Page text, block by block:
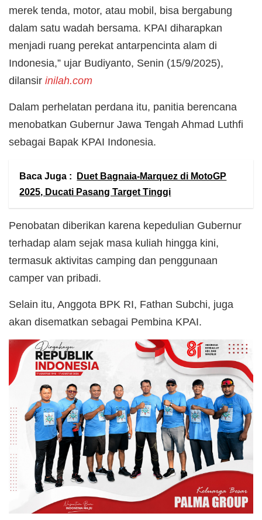
merek tenda, motor, atau mobil, bisa bergabung
dalam satu wadah bersama. KPAI diharapkan
menjadi ruang perekat antarpencinta alam di
Indonesia,” ujar Budiyanto, Senin (15/9/2025),
dilansir inilah.com
Dalam perhelatan perdana itu, panitia berencana
menobatkan Gubernur Jawa Tengah Ahmad Luthfi
sebagai Bapak KPAI Indonesia.
Baca Juga :
Duet Bagnaia-Marquez di MotoGP
2025, Ducati Pasang Target Tinggi
Penobatan diberikan karena kepedulian Gubernur
terhadap alam sejak masa kuliah hingga kini,
termasuk aktivitas camping dan penggunaan
camper van pribadi.
Selain itu, Anggota BPK RI, Fathan Subchi, juga
akan disematkan sebagai Pembina KPAI.